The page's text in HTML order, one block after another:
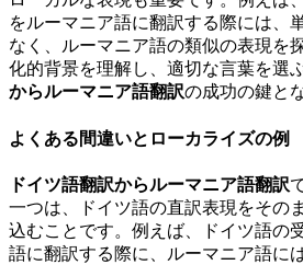
をルーマニア語に翻訳する際には、
なく、ルーマニア語の類似の表現を
化的背景を理解し、適切な言葉を選
からルーマニア語翻訳の成功の鍵と
よくある間違いとローカライズの例
ドイツ語翻訳からルーマニア語翻訳
一つは、ドイツ語の直訳表現をその
込むことです。例えば、ドイツ語の
語に翻訳する際に、ルーマニア語に